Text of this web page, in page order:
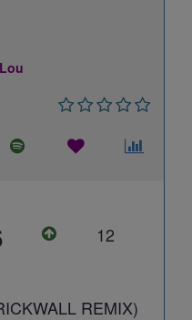
12
REMIX)